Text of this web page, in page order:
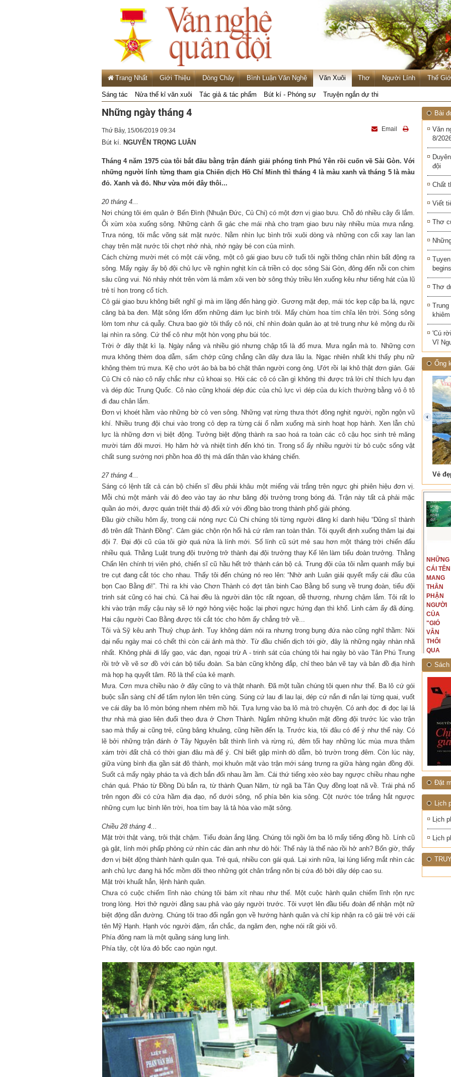
Trang Nhất Giới Thiệu Dòng Chảy Bình Luận Văn Nghệ Văn Xuôi Thơ Người Lính Thế
Sáng tác Nửa thế kỉ văn xuôi Tác giả & tác phẩm Bút kí - Phóng sự Truyện ngắn dự thi
Những ngày tháng 4
Thứ Bảy, 15/06/2019 09:34 Email
Bút kí. NGUYỄN TRỌNG LUÂN
Tháng 4 năm 1975 của tôi bắt đầu bằng trận đánh giải phóng tỉnh Phú Yên rồi cuốn về Sài Gòn. Với
những người lính từng tham gia Chiến dịch Hồ Chí Minh thì tháng 4 là màu xanh và tháng 5 là màu
đỏ. Xanh và đỏ. Như vừa mới đây thôi...
20 tháng 4...
Nơi chúng tôi ém quân ở Bến Đình (Nhuận Đức, Củ Chi) có một đơn vị giao bưu. Chỗ đó nhiều cây ổi lắm.
Ổi xùm xòa xuống sông. Những cành ổi gác che mái nhà cho trạm giao bưu này nhiều mùa mưa nắng.
Trưa nóng, tôi mắc võng sát mặt nước. Nằm nhìn lục bình trôi xuôi dòng và những con cối xay lan lan
chạy trên mặt nước tôi chợt nhớ nhà, nhớ ngày bé con của mình.
Cách chừng mười mét có một cái võng, một cô gái giao bưu cỡ tuổi tôi ngồi thõng chân nhìn bất động ra
sông. Mấy ngày ấy bộ đội chủ lực về nghìn nghịt kín cả triền cỏ dọc sông Sài Gòn, đông đến nỗi con chim
sâu cũng vui. Nó nhảy nhót trên vòm lá mâm xôi ven bờ sông thủy triều lên xuống kêu như tiếng hát của lũ
trẻ tí hon trong cổ tích.
Cô gái giao bưu không biết nghĩ gì mà im lặng đến hàng giờ. Gương mặt đẹp, mái tóc kẹp cặp ba lá, ngực
căng bà ba đen. Mặt sông lốm đốm những đám lục bình trôi. Mấy chùm hoa tím chĩa lên trời. Sóng sông
lòm tom như cá quẫy. Chưa bao giờ tôi thấy cô nói, chỉ nhìn đoàn quân ào ạt trẻ trung như kẻ mộng du rồi
lại nhìn ra sông. Cứ thế cô như một hòn vọng phu búi tóc.
Trời ở đây thật kì lạ. Ngày nắng và nhiều gió nhưng chập tối là đổ mưa. Mưa ngắn mà to. Những cơn
mưa không thèm doạ dẫm, sấm chớp cũng chẳng cần dây dưa lâu la. Ngạc nhiên nhất khi thấy phụ nữ
không thèm trú mưa. Kệ cho ướt áo bà ba bó chặt thân người cong ỏng. Ướt rồi lại khô thật đơn giản. Gái
Củ Chi cô nào cô nấy chắc như củ khoai sọ. Hỏi các cô có cần gì không thì được trả lời chỉ thích lựu đạn
và dép đúc Trung Quốc. Cô nào cũng khoái dép đúc của chủ lực vì dép của du kích thường bằng vỏ ô tô
đi đau chân lắm.
Đơn vị khoét hầm vào những bờ cỏ ven sông. Những vạt rừng thưa thớt đông nghịt người, ngồn ngộn vũ
khí. Nhiều trung đội chui vào trong cỏ dẹp ra từng cái ổ nằm xuống mà sinh hoạt họp hành. Xen lẫn chủ
lực là những đơn vị biệt động. Tưởng biệt động thành ra sao hoá ra toàn các cô cậu học sinh trẻ măng
mười tám đôi mươi. Họ hăm hở và nhiệt tình đến khó tin. Trong số ấy nhiều người từ bỏ cuộc sống vật
chất sung sướng nơi phồn hoa đô thị mà dấn thân vào kháng chiến.
27 tháng 4...
Sáng có lệnh tất cả cán bộ chiến sĩ đều phải khâu một miếng vải trắng trên ngực ghi phiên hiệu đơn vị.
Mỗi chú một mảnh vải đỏ đeo vào tay áo như băng đội trưởng trong bóng đá. Trận này tất cả phải mặc
quần áo mới, được quán triệt thái độ đối xử với đồng bào trong thành phố giải phóng.
Đầu giờ chiều hôm ấy, trong cái nóng nực Củ Chi chúng tôi từng người đăng kí danh hiệu “Dũng sĩ thành
đô trên đất Thành Đồng”. Cảm giác chộn rộn hối hả cứ râm ran toàn thân. Tôi quyết định xuống thăm lại đại
đội 7. Đại đội cũ của tôi giờ quá nửa là lính mới. Số lính cũ sứt mẻ sau hơn một tháng trời chiến đấu
nhiều quá. Thằng Luật trung đội trưởng trở thành đại đội trưởng thay Kế lên làm tiểu đoàn trưởng. Thằng
Chấn lên chính trị viên phó, chiến sĩ cũ hầu hết trở thành cán bộ cả. Trung đội của tôi nằm quanh mấy bụi
tre cụt đang cắt tóc cho nhau. Thấy tôi đến chúng nó reo lên: “Nhờ anh Luân giải quyết mấy cái đầu của
bọn Cao Bằng đi!”. Thì ra khi vào Chơn Thành có đợt tân binh Cao Bằng bổ sung về trung đoàn, tiểu đội
trinh sát cũng có hai chú. Cả hai đều là người dân tộc rất ngoan, dễ thương, nhưng chậm lắm. Tôi rất lo
khi vào trận mấy cậu này sẽ lớ ngớ hỏng việc hoặc lại phơi ngực hứng đạn thì khổ. Linh cảm ấy đã đúng.
Hai cậu người Cao Bằng được tôi cắt tóc cho hôm ấy chẳng trở về...
Tôi và Sỹ kêu anh Thuỷ chụp ảnh. Tuy không dám nói ra nhưng trong bụng đứa nào cũng nghĩ thầm: Nói
dại nếu ngày mai có chết thì còn cái ảnh mà thờ. Từ đầu chiến dịch tới giờ, đây là những ngày nhàn nhã
nhất. Không phải đi lấy gạo, vác đạn, ngoại trừ A - trinh sát của chúng tôi hai ngày bò vào Tân Phú Trung
rồi trở về vẽ sơ đồ với cán bộ tiểu đoàn. Sa bàn cũng không đắp, chỉ theo bản vẽ tay và bản đồ địa hình
mà họp hạ quyết tâm. Rõ là thế của kẻ mạnh.
Mưa. Cơn mưa chiều nào ở đây cũng to và thật nhanh. Đã một tuần chúng tôi quen như thế. Ba lô cứ gói
buộc sẵn sàng chỉ để tấm nylon lên trên cùng. Súng cứ lau đi lau lại, dép cứ nắn đi nắn lại từng quai, vuốt
ve cái dây ba lô mòn bóng nhem nhẻm mồ hôi. Tựa lưng vào ba lô mà trò chuyện. Có anh đọc đi đọc lại lá
thư nhà mà giao liên đuổi theo đưa ở Chơn Thành. Ngắm những khuôn mặt đồng đội trước lúc vào trận
sao mà thấy ai cũng trẻ, cũng bâng khuâng, cũng hiền đến lạ. Trước kia, tôi đâu có để ý như thế này. Có
lẽ bởi những trận đánh ở Tây Nguyên bất thình lình và rừng rú, đêm tối hay những lúc mùa mưa thâm
xám trời đất chả có thời gian đâu mà để ý. Chỉ biết gập mình dò dẫm, bò trườn trong đêm. Còn lúc này,
giữa vùng bình địa gần sát đô thành, mọi khuôn mặt vào trận mới sáng trưng ra giữa hàng ngàn đồng đội.
Suốt cả mấy ngày pháo ta và địch bắn đối nhau ầm ầm. Cái thứ tiếng xèo xèo bay ngược chiều nhau nghe
chán quá. Pháo từ Đồng Dù bắn ra, từ thành Quan Năm, từ ngã ba Tân Quy đồng loạt nã về. Trái phá nổ
trên ngọn đồi có cửa hầm địa đạo, nổ dưới sông, nổ phía bên kia sông. Cột nước tóe trắng hắt ngược
những cụm lục bình lên trời, hoa tím bay lả tả hòa vào mặt sông.
Chiều 28 tháng 4...
Mặt trời thật vàng, trôi thật chậm. Tiểu đoàn ắng lặng. Chúng tôi ngồi ôm ba lô mấy tiếng đồng hồ. Lính cũ
gà gật, lính mới phấp phỏng cứ nhìn các đàn anh như dò hỏi: Thế này là thế nào rồi hở anh? Bốn giờ, thấy
đơn vị biệt động thành hành quân qua. Trẻ quá, nhiều con gái quá. Lại xinh nữa, lại lúng liếng mắt nhìn các
anh chủ lực đang há hốc mồm dõi theo những gót chân trắng nõn bị cứa đỏ bởi dây dép cao su.
Mặt trời khuất hẳn, lệnh hành quân.
Chưa có cuộc chiếm lĩnh nào chúng tôi bám xít nhau như thế. Một cuộc hành quân chiếm lĩnh rộn rực
trong lòng. Hơi thở người đằng sau phả vào gáy người trước. Tôi vượt lên đầu tiểu đoàn để nhận một nữ
biệt động dẫn đường. Chúng tôi trao đổi ngắn gọn về hướng hành quân và chỉ kịp nhận ra cô gái trẻ với cái
tên Mỹ Hạnh. Hạnh vóc người đậm, rắn chắc, da ngăm đen, nghe nói rất giỏi võ.
Phía đông nam là một quầng sáng lung linh.
Phía tây, cột lửa đỏ bốc cao ngùn ngụt.
Bài
Văn
8/
đội
Chất
Viết
Thơ
Thơ
'Cú
Vĩ
Ống
prev
NHỮNG
TÔI GẶP,
NHỮNG
CHUYỆN
TÔI VIẾT
Tôi từng hình dung viết văn là
công việc của sự hư cấu, một
hành trình phác dựng thế giới từ
trí tưởng tượng, nơi nhà văn tự
do tạo hình mọi thứ theo ý mình...
(TRẦN THỊ TÚ NGỌC)
NGUYÊN
CỦA TÔI
LÀ
NHỮNG
NGƯỜI
ĐÃ PHẤT
CAO CỜ
HỒNG
THÁNG
TÁM
NĂM
1945
Là người đi dọc biên giới phía
Bắc, tôi có thế mạnh khi hình
dung, mở ra không gian của giai
đoạn lịch sử đó... (PHẠM VÂN
ANH)
NHỮNG
CÁI TÊN
MANG
THÂN
PHẬN
NGƯỜI
CỦA
"GIÓ
VẪN
THỔI
QUA
RỪNG
NHIỆT
ĐỚI"
Đặt
Lịch
Lịch
Lịch